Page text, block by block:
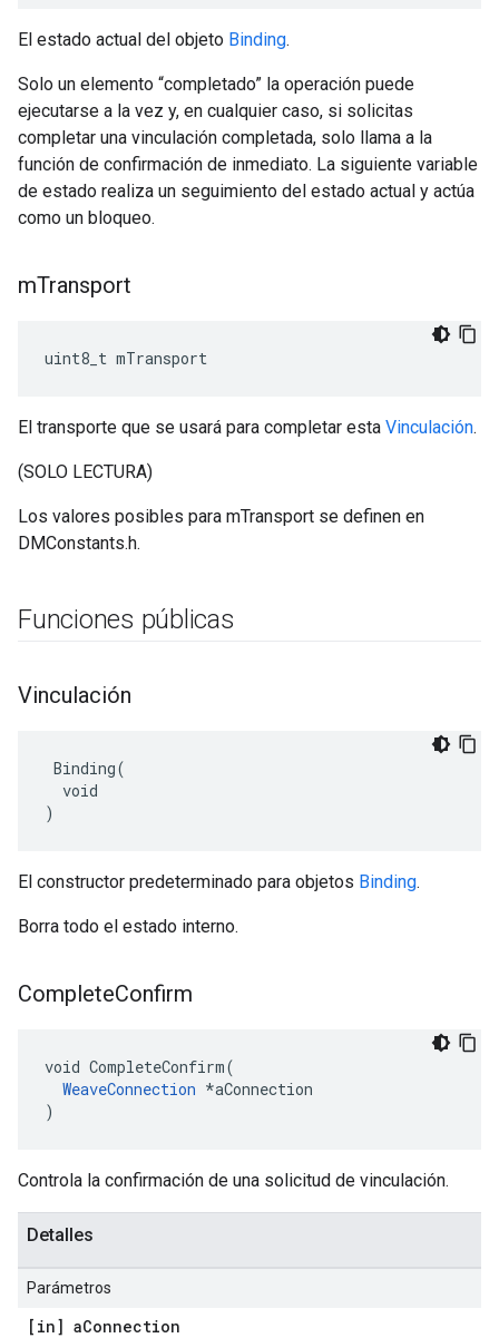
El estado actual del objeto Binding.
Solo un elemento “completado” la operación puede
ejecutarse a la vez y, en cualquier caso, si solicitas
completar una vinculación completada, solo llama a la
función de confirmación de inmediato. La siguiente variable
de estado realiza un seguimiento del estado actual y actúa
como un bloqueo.
mTransport
uint8_t mTransport
El transporte que se usará para completar esta Vinculación.
(SOLO LECTURA)
Los valores posibles para mTransport se definen en
DMConstants.h.
Funciones públicas
Vinculación
Binding(
  void
)
El constructor predeterminado para objetos Binding.
Borra todo el estado interno.
CompleteConfirm
void CompleteConfirm(
WeaveConnection *aConnection
)
Controla la confirmación de una solicitud de vinculación.
Detalles
Parámetros
[in] aConnection